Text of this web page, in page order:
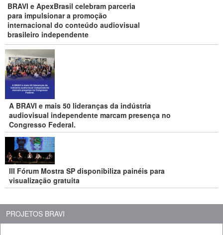
BRAVI e ApexBrasil celebram parceria
para impulsionar a promoção
internacional do conteúdo audiovisual
brasileiro independente
A BRAVI e mais 50 lideranças da indústria
audiovisual independente marcam presença no
Congresso Federal.
III Fórum Mostra SP disponibiliza painéis para
visualização gratuita
PROJETOS BRAVI